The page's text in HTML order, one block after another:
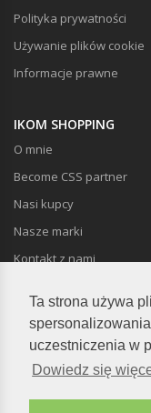
Ta strona używa
uczestniczenia w
Dowiedz się
Polityka prywatności
Używanie plików cookie
Informacje prawne
IKOM SHOPPING
O mnie
Become CSS partner
Nasi kupcy
Nasze marki
Kontakt z nami